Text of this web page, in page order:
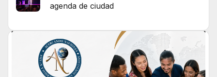
agenda de ciudad